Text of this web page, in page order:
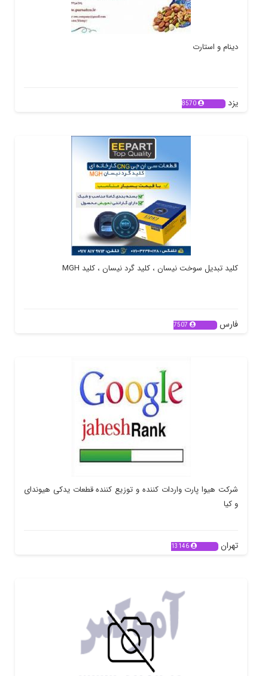
دینام و استارت
یزد 8570
کلید تبدیل سوخت نیسان ، کلید گرد نیسان ، کلید MGH
فارس 7507
شرکت هیوا پارت واردات کننده و توزیع کننده قطعات یدکی هیوندای
و کیا
تهران 13146